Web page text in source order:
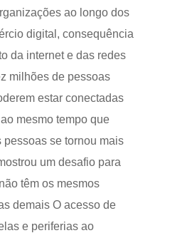
ao longo dos
digital, consequência
da internet e das redes
milhões de pessoas
estar conectadas
mesmo tempo que
pessoas se tornou mais
um desafio para
têm os mesmos
demais O acesso de
e periferias ao